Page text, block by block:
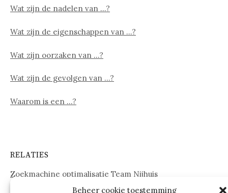
Beheer cookie toestemming
Wat zijn de nadelen van …?
Wat zijn de eigenschappen van …?
Wat zijn oorzaken van …?
Wat zijn de gevolgen van …?
Waarom is een …?
RELATIES
Zoekmachine optimalisatie Team Nijhuis